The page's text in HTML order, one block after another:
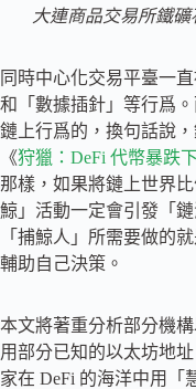
大連商品交易所鐵礦
同時中心化交易平臺一
和「數據插針」等行爲
鏈上行爲的，換句話說
《狩獵：DeFi 代幣暴跌
那樣，如果將鏈上世界
鯨」活動一定會引發「
「捕鯨人」所需要做的
輔助自己決策。
本文將著重分析部分機
用部分已知的以太坊地
家在 DeFi 的海洋中用「